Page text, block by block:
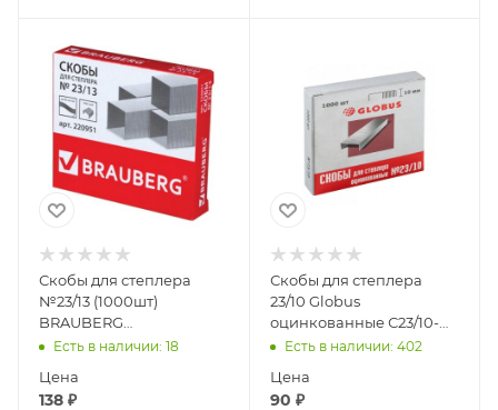
Скобы для степлера
№23/13 (1000шт)
BRAUBERG
оцинкованные 220951
Есть в наличии: 18
Цена
138 ₽
Скобы для степлера
23/10 Globus
оцинкованные С23/10-
1000 4141802
Есть в наличии: 402
Цена
90 ₽